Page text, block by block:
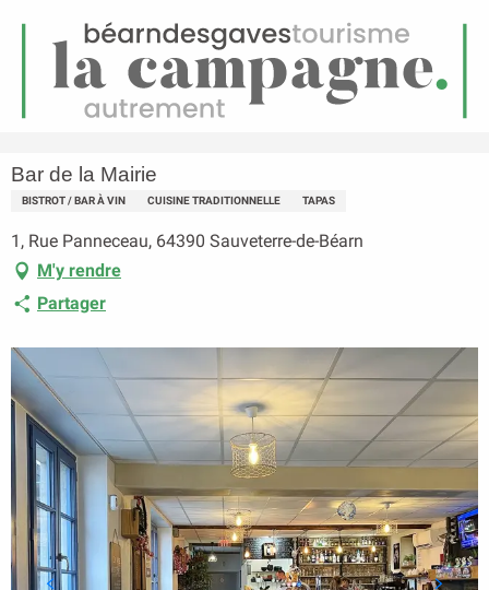
Menu
Bar de la Mairie
Bar de la Mairie
BISTROT / BAR À VIN CUISINE TRADITIONNELLE TAPAS
1, Rue Panneceau, 64390 Sauveterre-de-Béarn
M'y rendre
Partager